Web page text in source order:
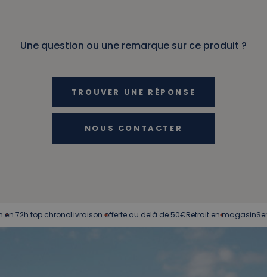
Une question ou une remarque sur ce produit ?
TROUVER UNE RÉPONSE
NOUS CONTACTER
top chronoLivraison offerte au delà de 50€Retrait en magasinService